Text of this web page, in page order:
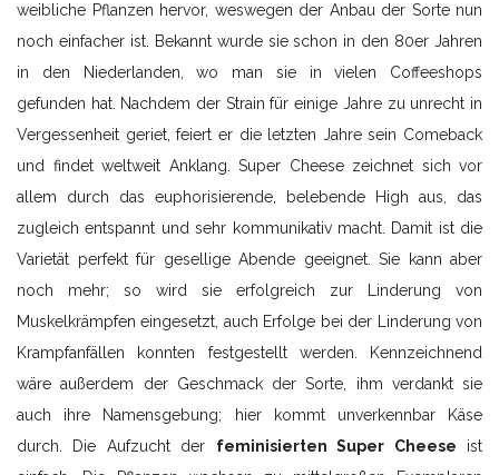
weibliche Pflanzen hervor, weswegen der Anbau der Sorte nun
noch einfacher ist. Bekannt wurde sie schon in den 80er Jahren
in den Niederlanden, wo man sie in vielen Coffeeshops
gefunden hat. Nachdem der Strain für einige Jahre zu unrecht in
Vergessenheit geriet, feiert er die letzten Jahre sein Comeback
und findet weltweit Anklang. Super Cheese zeichnet sich vor
allem durch das euphorisierende, belebende High aus, das
zugleich entspannt und sehr kommunikativ macht. Damit ist die
Varietät perfekt für gesellige Abende geeignet. Sie kann aber
noch mehr; so wird sie erfolgreich zur Linderung von
Muskelkrämpfen eingesetzt, auch Erfolge bei der Linderung von
Krampfanfällen konnten festgestellt werden. Kennzeichnend
wäre außerdem der Geschmack der Sorte, ihm verdankt sie
auch ihre Namensgebung; hier kommt unverkennbar Käse
durch. Die Aufzucht der feminisierten Super Cheese ist